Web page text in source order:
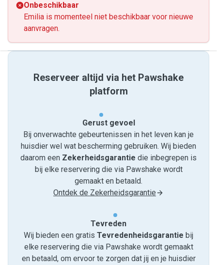
Onbeschikbaar
Emilia is momenteel niet beschikbaar voor nieuwe
aanvragen.
Reserveer altijd via het Pawshake
platform
Gerust gevoel
Bij onverwachte gebeurtenissen in het leven kan je
huisdier wel wat bescherming gebruiken. Wij bieden
daarom een Zekerheidsgarantie die inbegrepen is
bij elke reservering die via Pawshake wordt
gemaakt en betaald.
Ontdek de Zekerheidsgarantie
Tevreden
Wij bieden een gratis Tevredenheids­garantie bij
elke reservering die via Pawshake wordt gemaakt
en betaald, om ervoor te zorgen dat jij en je huisdier